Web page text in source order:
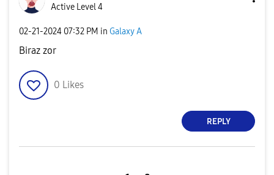
Active Level 4
‎02-21-2024 07:32 PM in Galaxy A
Biraz zor
0 Likes
REPLY